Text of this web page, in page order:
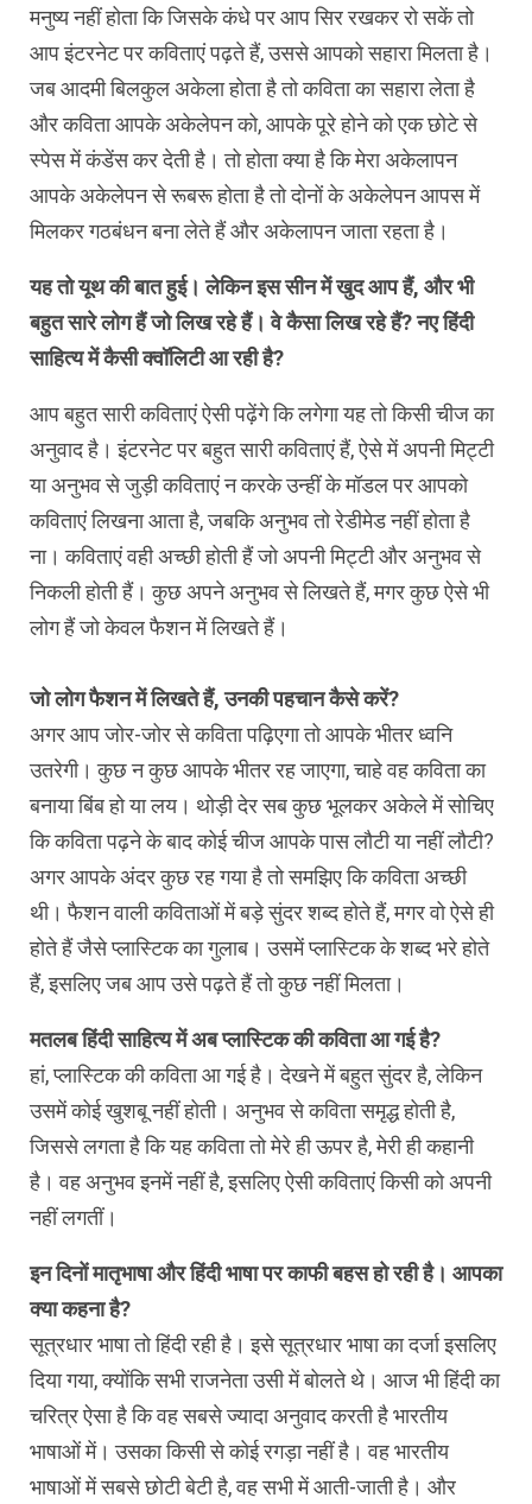
मनुष्य नहीं होता कि जिसके कंधे पर आप सिर रखकर रो सकें तो
आप इंटरनेट पर कविताएं पढ़ते हैं, उससे आपको सहारा मिलता है।
जब आदमी बिलकुल अकेला होता है तो कविता का सहारा लेता है
और कविता आपके अकेलेपन को, आपके पूरे होने को एक छोटे से
स्पेस में कंडेंस कर देती है। तो होता क्या है कि मेरा अकेलापन
आपके अकेलेपन से रूबरू होता है तो दोनों के अकेलेपन आपस में
मिलकर गठबंधन बना लेते हैं और अकेलापन जाता रहता है।
यह तो यूथ की बात हुई। लेकिन इस सीन में खुद आप हैं, और भी
बहुत सारे लोग हैं जो लिख रहे हैं। वे कैसा लिख रहे हैं? नए हिंदी
साहित्य में कैसी क्वॉलिटी आ रही है?
आप बहुत सारी कविताएं ऐसी पढ़ेंगे कि लगेगा यह तो किसी चीज का
अनुवाद है। इंटरनेट पर बहुत सारी कविताएं हैं, ऐसे में अपनी मिट्टी
या अनुभव से जुड़ी कविताएं न करके उन्हीं के मॉडल पर आपको
कविताएं लिखना आता है, जबकि अनुभव तो रेडीमेड नहीं होता है
ना। कविताएं वही अच्छी होती हैं जो अपनी मिट्टी और अनुभव से
निकली होती हैं। कुछ अपने अनुभव से लिखते हैं, मगर कुछ ऐसे भी
लोग हैं जो केवल फैशन में लिखते हैं।
जो लोग फैशन में लिखते हैं, उनकी पहचान कैसे करें?
अगर आप जोर-जोर से कविता पढ़िएगा तो आपके भीतर ध्वनि
उतरेगी। कुछ न कुछ आपके भीतर रह जाएगा, चाहे वह कविता का
बनाया बिंब हो या लय। थोड़ी देर सब कुछ भूलकर अकेले में सोचिए
कि कविता पढ़ने के बाद कोई चीज आपके पास लौटी या नहीं लौटी?
अगर आपके अंदर कुछ रह गया है तो समझिए कि कविता अच्छी
थी। फैशन वाली कविताओं में बड़े सुंदर शब्द होते हैं, मगर वो ऐसे ही
होते हैं जैसे प्लास्टिक का गुलाब। उसमें प्लास्टिक के शब्द भरे होते
हैं, इसलिए जब आप उसे पढ़ते हैं तो कुछ नहीं मिलता।
मतलब हिंदी साहित्य में अब प्लास्टिक की कविता आ गई है?
हां, प्लास्टिक की कविता आ गई है। देखने में बहुत सुंदर है, लेकिन
उसमें कोई खुशबू नहीं होती। अनुभव से कविता समृद्ध होती है,
जिससे लगता है कि यह कविता तो मेरे ही ऊपर है, मेरी ही कहानी
है। वह अनुभव इनमें नहीं है, इसलिए ऐसी कविताएं किसी को अपनी
नहीं लगतीं।
इन दिनों मातृभाषा और हिंदी भाषा पर काफी बहस हो रही है। आपका
क्या कहना है?
सूत्रधार भाषा तो हिंदी रही है। इसे सूत्रधार भाषा का दर्जा इसलिए
दिया गया, क्योंकि सभी राजनेता उसी में बोलते थे। आज भी हिंदी का
चरित्र ऐसा है कि वह सबसे ज्यादा अनुवाद करती है भारतीय
भाषाओं में। उसका किसी से कोई रगड़ा नहीं है। वह भारतीय
भाषाओं में सबसे छोटी बेटी है, वह सभी में आती-जाती है। और